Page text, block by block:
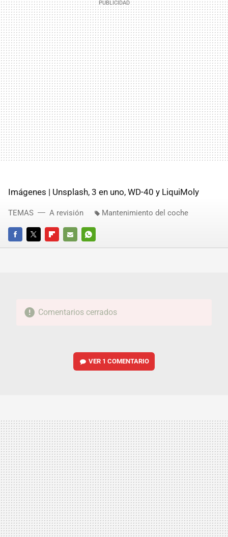
Imágenes | Unsplash, 3 en uno, WD-40 y LiquiMoly
FACEBOOKTWITTERFLIPBOARD
E-
WHATSAPP
TEMAS A revisión Mantenimiento del coche
Comentarios cerrados
VER 1 COMENTARIO